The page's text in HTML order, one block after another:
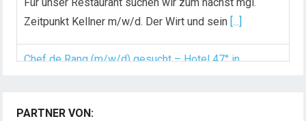
Zeitpunkt Kellner m/w/d. Der Wirt und sein [...]
Chef de Rang (m/w/d) gesucht – Hotel 47° in
(m/w/d) Du bist Gastgeber aus Leidenschaft und